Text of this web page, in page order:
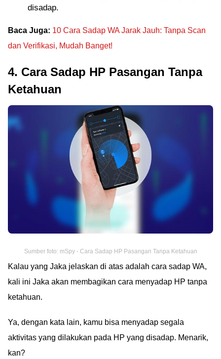
disadap.
Baca Juga: 10 Cara Sadap WA Jarak Jauh: Tanpa Scan
dan Verifikasi, Mudah Banget!
4. Cara Sadap HP Pasangan Tanpa
Ketahuan
Sumber foto: mSpy - Cara Sadap HP Pasangan Tanpa Ketahuan
Kalau yang Jaka jelaskan di atas adalah cara sadap WA,
kali ini Jaka akan membagikan cara menyadap HP tanpa
ketahuan.
Ya, dengan kata lain, kamu bisa menyadap segala
aktivitas yang dilakukan pada HP yang disadap. Menarik,
kan?